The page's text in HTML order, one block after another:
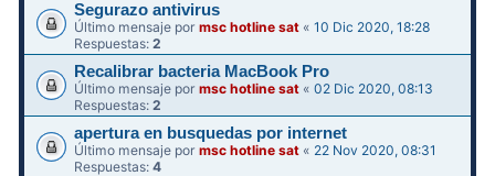
Segurazo antivirus
Último mensaje pormsc hotline sat «10 Dic 2020, 18:28
Respuestas:2
Recalibrar bacteria MacBook Pro
Último mensaje pormsc hotline sat «02 Dic 2020, 08:13
Respuestas:2
apertura en busquedas por internet
Último mensaje pormsc hotline sat « 22 Nov 2020, 08:31
Respuestas:4